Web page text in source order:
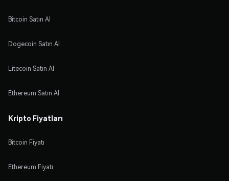
Bitcoin Satın Al
Dogecoin Satın Al
Litecoin Satın Al
Ethereum Satın Al
Kripto Fiyatları
Bitcoin Fiyatı
Ethereum Fiyatı